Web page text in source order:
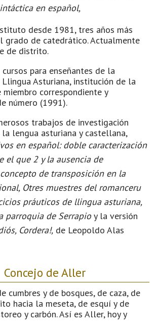
en español,
desde 1981, tres años más
grado de catedrático. Actualmente
de distrito.
para enseñantes de la
Asturiana, institución de la
correspondiente y
número (1991).
trabajos de investigación
lengua asturiana y castellana,
en español: doble caracterización
el que 2 y la ausencia de
de transposición en la
Otres muestres del romanceru
práuticos de llingua asturiana,
parroquia de Serrapioy la versión
Cordera!, de Leopoldo Alas
Concejo de Aller
cumbres y de bosques, de caza, de
hacia la meseta, de esquí y de
y carbón. Así es Aller, hoy y